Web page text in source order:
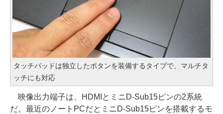
タッチパッドは独立したボタンを装備するタイプで、マルチタ
ッチにも対応
映像出力端子は、HDMIとミニD-Sub15ピンの2系統
だ。最近のノートPCだとミニD-Sub15ピンを搭載するモ